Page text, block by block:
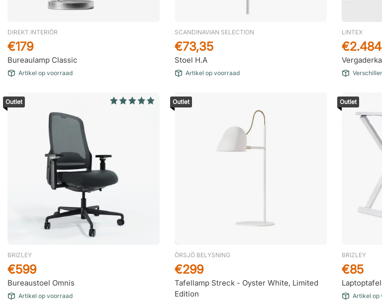
DIREKT INTERIÖR
Bureaulamp Classic
€179
Artikel op voorraad
SCANDINAVIAN SELECTION
Stoel H.A
€73,35
Artikel op voorraad
LINTEX
€2.484
Outlet
BRIZLEY
Bureaustoel Omnis
€599
Artikel op voorraad
Outlet
ÖRSJÖ BELYSNING
Tafellamp Streck - Oyster White, Limited
Edition
€299
Outlet
BRIZLEY
€85
Artikel op